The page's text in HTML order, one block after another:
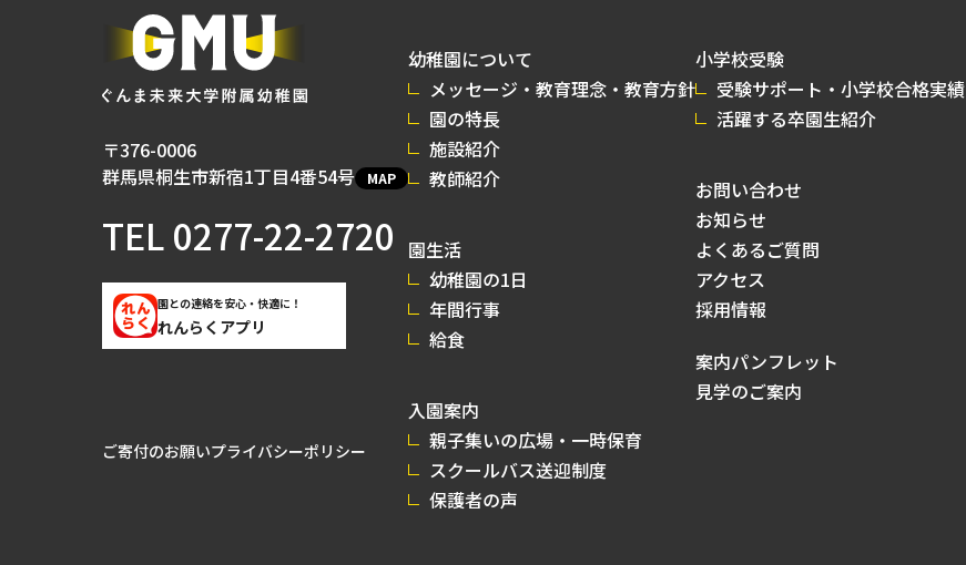
〒376-0006
群馬県桐生市新宿1丁目4番54号
MAP
TEL0277-22-2720
園との連絡を安心・快適に！
れんらくアプリ
ご寄付のお願いプライバシーポリシー
幼稚園について
メッセージ・教育理念・教育方針
園の特長
施設紹介
教師紹介
園生活
幼稚園の1日
年間行事
給食
入園案内
親子集いの広場・一時保育
スクールバス送迎制度
保護者の声
小学校受験
受験サポート・小学校合格実績
活躍する卒園生紹介
お問い合わせ
お知らせ
よくあるご質問
アクセス
採用情報
案内パンフレット
見学のご案内